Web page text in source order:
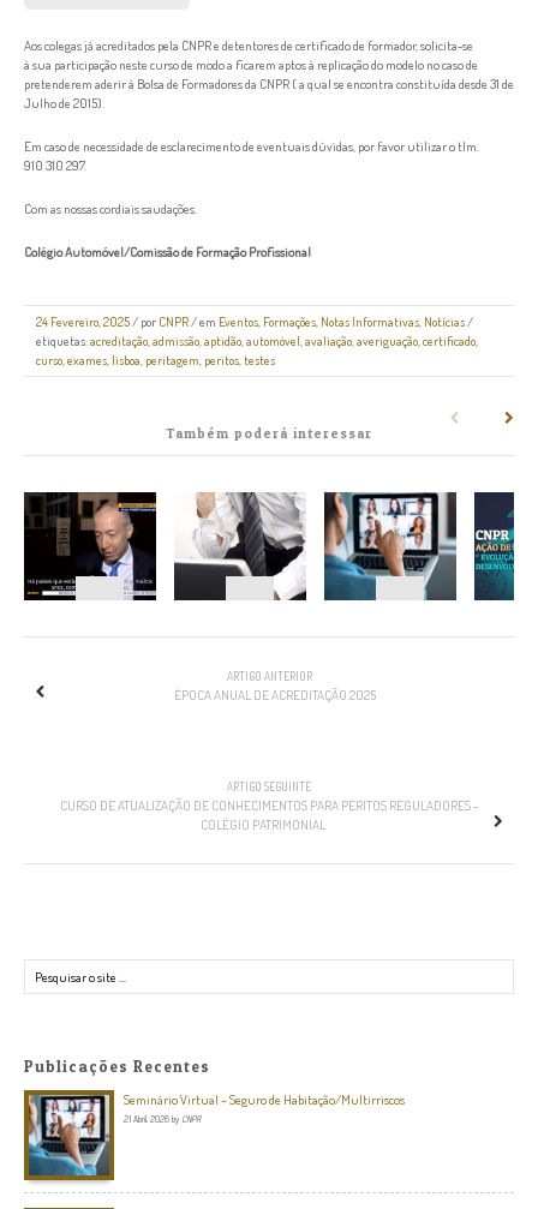
Aos colegas já acreditados pela CNPR e detentores de certificado de formador, solicita-se
à sua participação neste curso de modo a ficarem aptos à replicação do modelo no caso de
pretenderem aderir à Bolsa de Formadores da CNPR ( a qual se encontra constituída desde 31 de
Julho de 2015).
Em caso de necessidade de esclarecimento de eventuais dúvidas, por favor utilizar o tlm.
910 310 297.
Com as nossas cordiais saudações.
Colégio Automóvel/Comissão de Formação Profissional
24 Fevereiro, 2025/ por CNPR/ em Eventos, Formações, Notas Informativas, Notícias/
etiquetas:acreditação,admissão,aptidão,automóvel,avaliação,averiguação,certificado,
curso,exames, lisboa, peritagem, peritos, testes
Também poderá interessar
ARTIGO ANTERIOR
ÉPOCA ANUAL DE ACREDITAÇÃO 2025
ARTIGO SEGUINTE
CURSO DE ATUALIZAÇÃO DE CONHECIMENTOS PARA PERITOS REGULADORES –
COLÉGIO PATRIMONIAL
Publicações Recentes
Seminário Virtual – Seguro de Habitação/Multirriscos
21 Abril, 2026 by CNPR